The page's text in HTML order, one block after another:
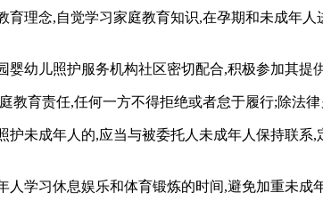
理念,自觉学习家庭教育知识,在孕期和未成年
幼儿照护服务机构社区密切配合,积极参加其提
育责任,任何一方不得拒绝或者怠于履行;除法
未成年人的,应当与被委托人未成年人保持联
学习休息娱乐和体育锻炼的时间,避免加重未成